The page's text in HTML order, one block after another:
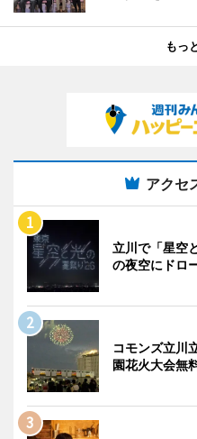
もっ
アクセ
立川で「星空
の夜空にドロ
コモンズ立川
園花火大会無